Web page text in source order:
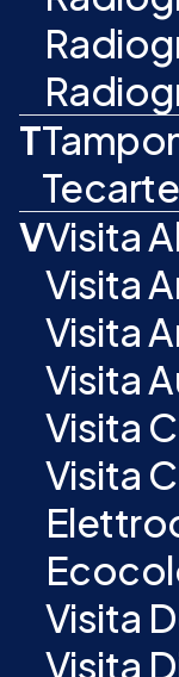
T
VVisita
Visita
Visita
Visita
Visita
Visita
Visita
Visita